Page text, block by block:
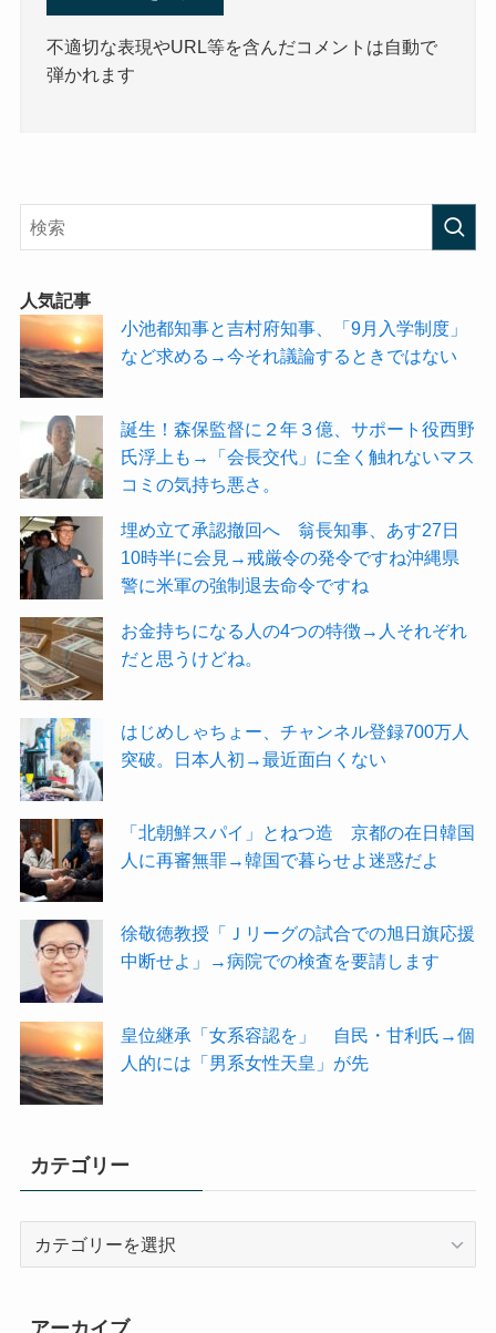
不適切な表現やURL等を含んだコメントは自動で
弾かれます
人気記事
小池都知事と吉村府知事、「9月入学制度」
など求める→今それ議論するときではない
誕生！森保監督に２年３億、サポート役西野
氏浮上も→「会長交代」に全く触れないマス
コミの気持ち悪さ。
埋め立て承認撤回へ 翁長知事、あす27日
10時半に会見→戒厳令の発令ですね沖縄県
警に米軍の強制退去命令ですね
お金持ちになる人の4つの特徴→人それぞれ
だと思うけどね。
はじめしゃちょー、チャンネル登録700万人
突破。日本人初→最近面白くない
「北朝鮮スパイ」とねつ造 京都の在日韓国
人に再審無罪→韓国で暮らせよ迷惑だよ
徐敬徳教授「Ｊリーグの試合での旭日旗応援
中断せよ」→病院での検査を要請します
皇位継承「女系容認を」 自民・甘利氏→個
人的には「男系女性天皇」が先
カテゴリー
リ
アーカイブ